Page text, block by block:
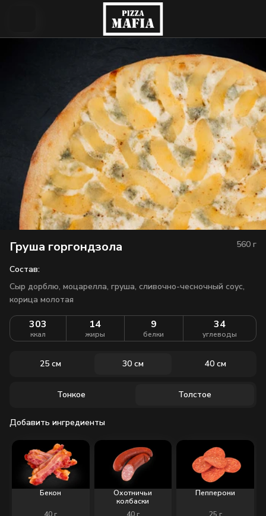
Груша горгондзола 560 г
Состав:
Сыр дорблю, моцарелла, груша, сливочно-чесночный соус,
корица молотая
303
ккал
14
жиры
9
белки
34
углеводы
25 см 30 см 40 см
Тонкое Толстое
Добавить ингредиенты
Бекон
40 г
Охотничьи
колбаски
40г
Пепперони
25 г